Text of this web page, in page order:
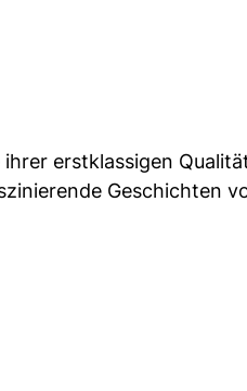
erstklassigen
Geschichten